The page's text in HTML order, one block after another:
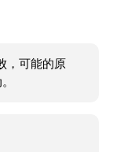
，可能的原